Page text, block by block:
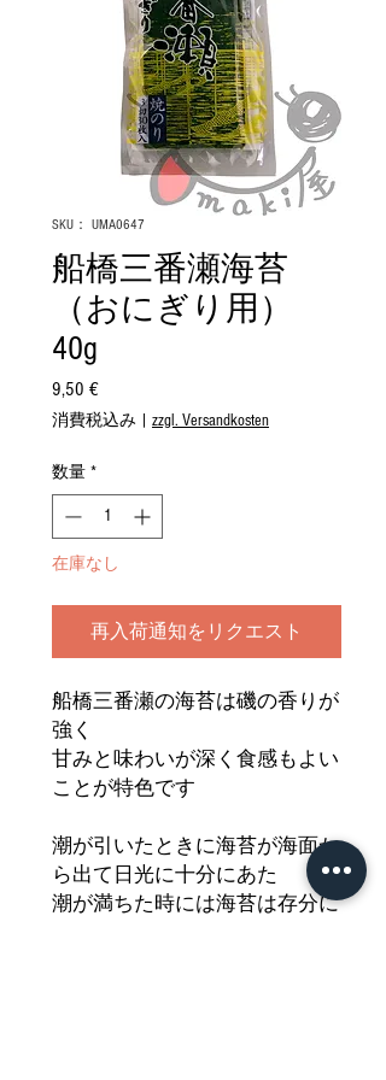
SKU： UMA0647
船橋三番瀬海苔
（おにぎり用）
40g
9,50 €価
格
消費税込み zzgl. Versandkosten
数量 *
在庫なし
再入荷通知をリクエスト
船橋三番瀬の海苔は磯の香りが
強く
甘みと味わいが深く食感もよい
ことが特色です
潮が引いたときに海苔が海面か
ら出て日光に十分にあた
潮が満ちた時には海苔は存分に